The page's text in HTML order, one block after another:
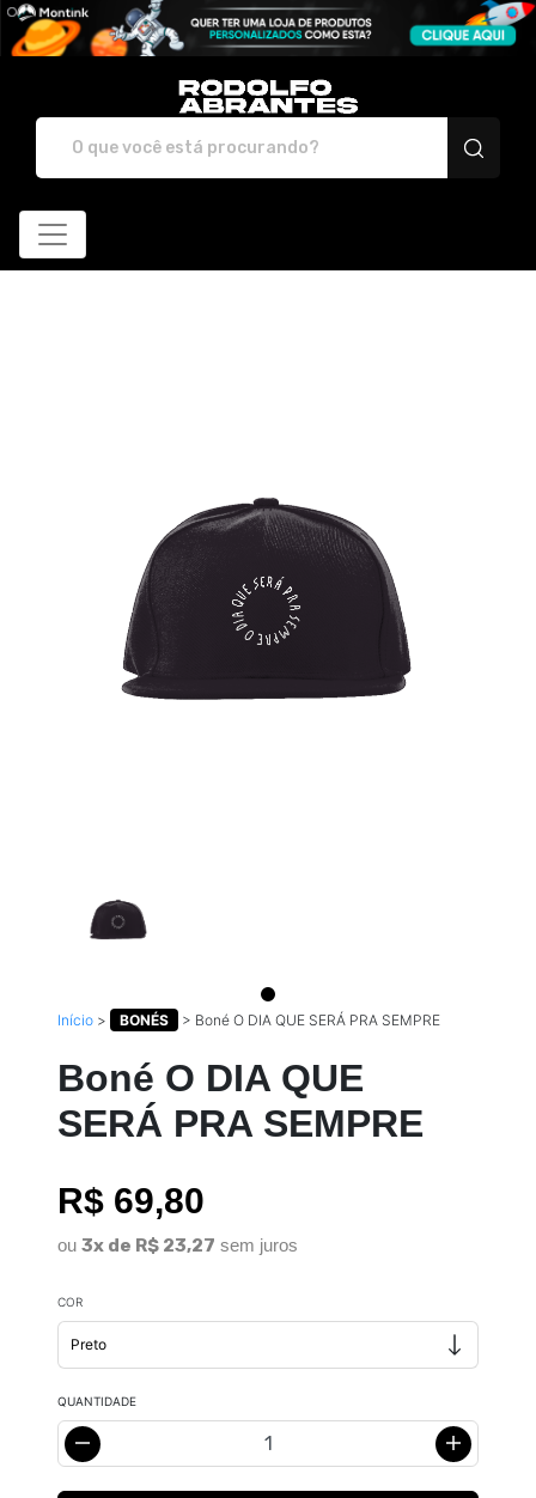
Início > BONÉS > Boné O DIA QUE SERÁ PRA SEMPRE
Boné O DIA QUE
SERÁ PRA SEMPRE
R$ 69,80
ou 3x de R$ 23,27 sem juros
COR
QUANTIDADE